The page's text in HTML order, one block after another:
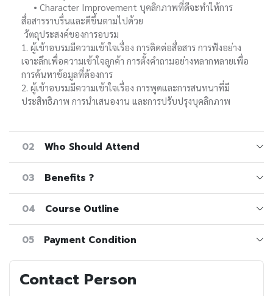
• Character Improvement บุคลิกภาพที่ดีจะทำให้การ
สื่อสารราบรื่นและดีขึ้นตามไปด้วย
วัตถุประสงค์ของการอบรม
1. ผู้เข้าอบรมมีความเข้าใจเรื่อง การติดต่อสื่อสาร การฟังอย่าง
เจาะลึกเพื่อความเข้าใจลูกค้า การตั้งคำถามอย่างหลากหลายเพื่อ
การค้นหาข้อมูลที่ต้องการ
2. ผู้เข้าอบรมมีความเข้าใจเรื่อง การพูดและการสนทนาที่มี
ประสิทธิภาพ การนำเสนองาน และการปรับปรุงบุคลิกภาพ
02 Who Should Attend
03 Benefits ?
04 Course Outline
05 Payment Condition
Contact Person